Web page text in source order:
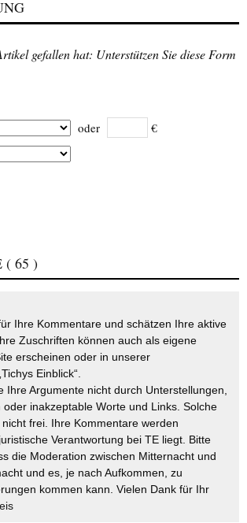
gefallen hat: Unterstützen Sie diese Form
oder €
( 65 )
Ihre Kommentare und schätzen Ihre aktive
Zuschriften können auch als eigene
erscheinen oder in unserer
Einblick“.
Ihre Argumente nicht durch Unterstellungen,
oder inakzeptable Worte und Links. Solche
frei. Ihre Kommentare werden
Verantwortung bei TE liegt. Bitte
die Moderation zwischen Mitternacht und
und es, je nach Aufkommen, zu
kommen kann. Vielen Dank für Ihr